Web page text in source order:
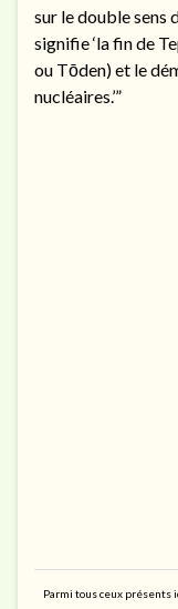
sur le double sens
signifie ‘la fin de
ou Tōden) et le
nucléaires.’”
Parmi tous ceux présents